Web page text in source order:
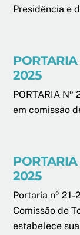
Presidência e
2025
PORTARIA
em comissão
2025
Portaria nº 21-
Comissão de
estabelece